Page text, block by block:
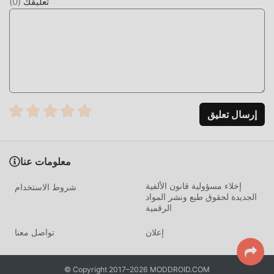
إرسال تعليق
معلومات عنا
شروط الاستخدام
إخلاء مسؤولية قانون الألفية
الجديدة لحقوق طبع ونشر المواد
الرقمية
تواصل معنا إعلان
© Copyright 2017–2026 MODDROID.COM